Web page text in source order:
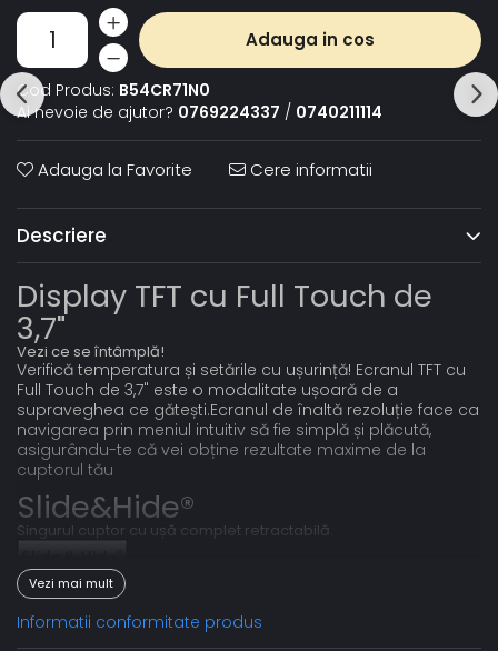
Adauga in cos
Cod Produs: B54CR71N0
Ai nevoie de ajutor? 0769224337 / 0740211114
Adauga la Favorite Cere informatii
Descriere
Display TFT cu Full Touch de
3,7"
Vezi ce se întâmplă!
Verifică temperatura și setările cu ușurință! Ecranul TFT cu
Full Touch de 3,7" este o modalitate ușoară de a
supraveghea ce gătești.Ecranul de înaltă rezoluție face ca
navigarea prin meniul intuitiv să fie simplă și plăcută,
asigurându-te că vei obține rezultate maxime de la
cuptorul tău
Slide&Hide®
Singurul cuptor cu ușă complet retractabilă.
Vezi mai mult
Informatii conformitate produs